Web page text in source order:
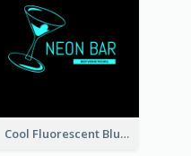
Cool Fluorescent Blue Bar Logo